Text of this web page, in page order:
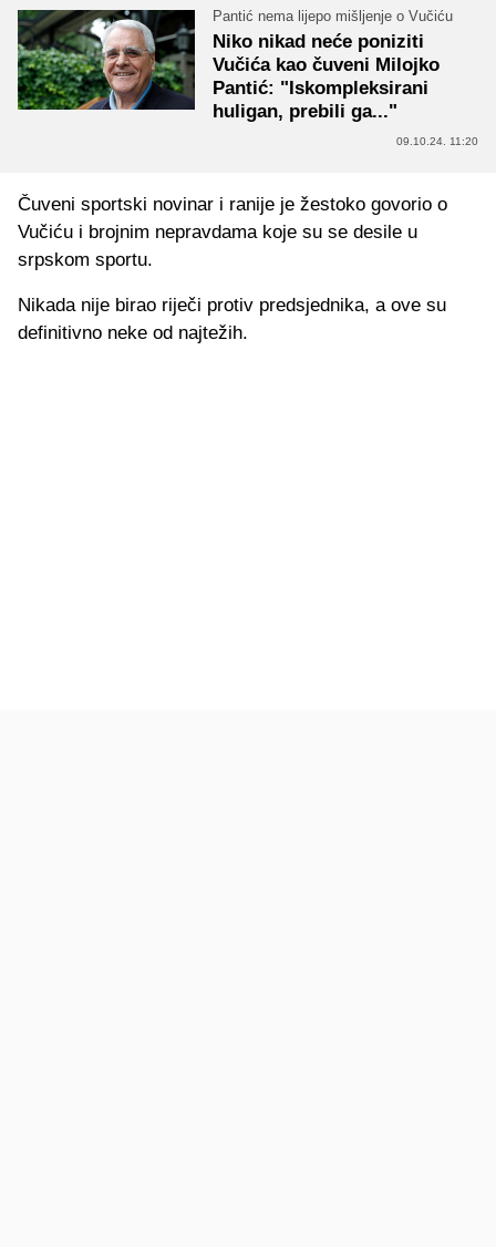
Pantić nema lijepo mišljenje o Vučiću
Niko nikad neće poniziti
Vučića kao čuveni Milojko
Pantić: "Iskompleksirani
huligan, prebili ga..."
09.10.24. 11:20
Čuveni sportski novinar i ranije je žestoko govorio o
Vučiću i brojnim nepravdama koje su se desile u
srpskom sportu.
Nikada nije birao riječi protiv predsjednika, a ove su
definitivno neke od najtežih.